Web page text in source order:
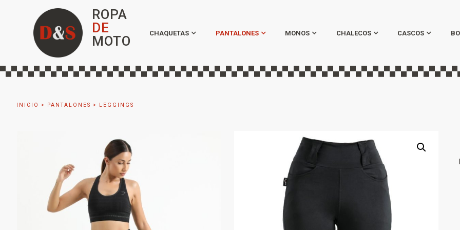
ROPA
DE
MOTO
CHAQUETAS PANTALONES MONOS CHALECOS CASCOS
INICIO > PANTALONES > LEGGINGS